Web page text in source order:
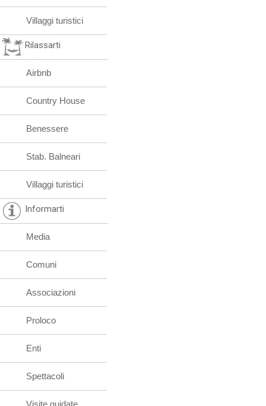
Villaggi turistici
Rilassarti
Airbnb
Country House
Benessere
Stab. Balneari
Villaggi turistici
Informarti
Media
Comuni
Associazioni
Proloco
Enti
Spettacoli
Visite guidate